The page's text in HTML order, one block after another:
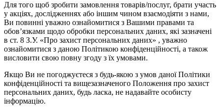
Для того щоб зробити замовлення товарів/послуг, брати участь
у акціях, дослідженнях або іншим чином взаємодіяти з нами,
Ви повинні уважно ознайомитися з Вашими правами та
обов’язками щодо обробки персональних даних, які зазначені
в ст. 8 З.У. «Про захист персональних даних» , уважно
ознайомитися з даною Політикою конфіденційності, а також
висловити свою повну згоду з їх умовами.
Якщо Ви не погоджуєтеся з будь-якою з умов даної Політики
конфіденційності та вищезазначеного Положення про захист
персональних даних, будь ласка, не надавайте особисту
інформацію.